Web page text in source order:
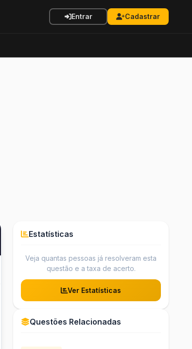
Entrar Cadastrar
Estatísticas
Veja quantas pessoas já resolveram esta
questão e a taxa de acerto.
Ver Estatísticas
Questões Relacionadas